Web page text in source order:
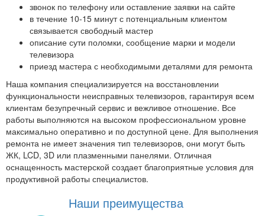
звонок по телефону или оставление заявки на сайте
в течение 10-15 минут с потенциальным клиентом
связывается свободный мастер
описание сути поломки, сообщение марки и модели
телевизора
приезд мастера с необходимыми деталями для ремонта
Наша компания специализируется на восстановлении
функциональности неисправных телевизоров, гарантируя всем
клиентам безупречный сервис и вежливое отношение. Все
работы выполняются на высоком профессиональном уровне
максимально оперативно и по доступной цене. Для выполнения
ремонта не имеет значения тип телевизоров, они могут быть
ЖК, LCD, 3D или плазменными панелями. Отличная
оснащенность мастерской создает благоприятные условия для
продуктивной работы специалистов.
Наши преимущества